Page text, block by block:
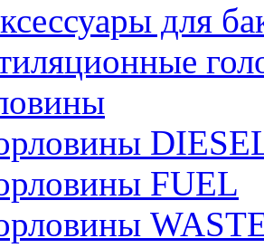
для
FUEL